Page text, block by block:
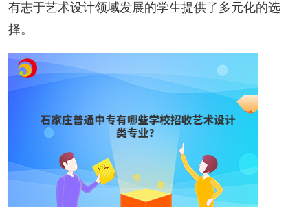
有志于艺术设计领域发展的学生提供了多元化的选
择。